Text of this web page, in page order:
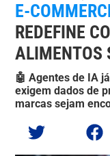
E-
REDEFINE
ALIMENTOS
🤖 Agentes de IA
exigem dados de
marcas sejam